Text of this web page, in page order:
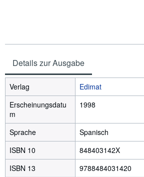
Details zur Ausgabe
Verlag
Edimat
Erscheinungsdatu
m
1998
Sprache
Spanisch
ISBN 10
848403142X
ISBN 13
9788484031420